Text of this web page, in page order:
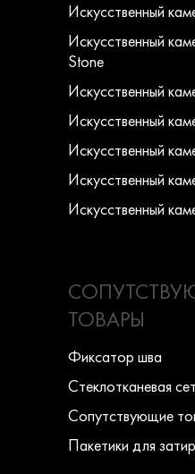
Искусcтвенный
Искусcтвенный
Stone
Искусcтвенный
Искусcтвенный
Искусcтвенный
Искусcтвенный
Искусcтвенный
ТОВАРЫ
Фиксатор шва
Стеклотканевая
Сопутствующие
Пакетики для